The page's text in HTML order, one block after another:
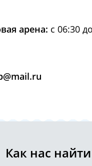
арена: с 06:30
Как нас найти